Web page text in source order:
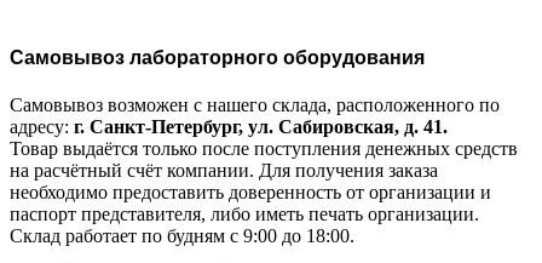
Самовывоз лабораторного оборудования
Самовывоз возможен с нашего склада, расположенного по
адресу: г. Санкт-Петербург, ул. Сабировская, д. 41.
Товар выдаётся только после поступления денежных средств
на расчётный счёт компании. Для получения заказа
необходимо предоставить доверенность от организации и
паспорт представителя, либо иметь печать организации.
Склад работает по будням с 9:00 до 18:00.